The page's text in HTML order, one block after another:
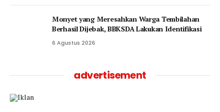
Monyet yang Meresahkan Warga Tembilahan
Berhasil Dijebak, BBKSDA Lakukan Identifikasi
6 Agustus 2026
advertisement